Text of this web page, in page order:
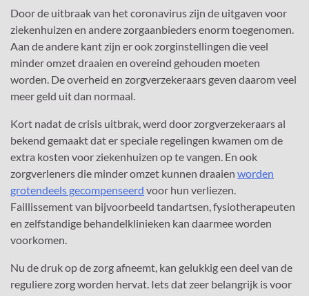
Door de uitbraak van het coronavirus zijn de uitgaven voor
ziekenhuizen en andere zorgaanbieders enorm toegenomen.
Aan de andere kant zijn er ook zorginstellingen die veel
minder omzet draaien en overeind gehouden moeten
worden. De overheid en zorgverzekeraars geven daarom veel
meer geld uit dan normaal.
Kort nadat de crisis uitbrak, werd door zorgverzekeraars al
bekend gemaakt dat er speciale regelingen kwamen om de
extra kosten voor ziekenhuizen op te vangen. En ook
zorgverleners die minder omzet kunnen draaien worden
grotendeels gecompenseerd voor hun verliezen.
Faillissement van bijvoorbeeld tandartsen, fysiotherapeuten
en zelfstandige behandelklinieken kan daarmee worden
voorkomen.
Nu de druk op de zorg afneemt, kan gelukkig een deel van de
reguliere zorg worden hervat. Iets dat zeer belangrijk is voor